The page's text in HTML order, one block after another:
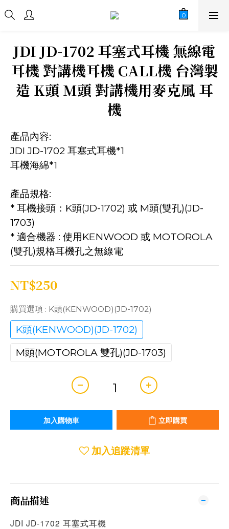
JDI JD-1702 耳塞式耳機 無線電
耳機 對講機耳機 CALL機 台灣製
造 K頭 M頭 對講機用麥克風 耳
機
產品內容:
JDI JD-1702 耳塞式耳機*1
耳機海綿*1
產品規格:
* 耳機接頭：K頭(JD-1702) 或 M頭(雙孔)(JD-
1703)
* 適合機器 : 使用KENWOOD 或 MOTOROLA
(雙孔)規格耳機孔之無線電
NT$250
購買選項 : K頭(KENWOOD)(JD-1702)
K頭(KENWOOD)(JD-1702)
M頭(MOTOROLA 雙孔)(JD-1703)
加入購物車 立即購買
加入追蹤清單
商品描述
JDI JD-1702 耳塞式耳機